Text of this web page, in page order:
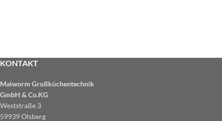
KONTAKT
Maiworm Großküchentechnik
GmbH & Co.KG
Weststraße 3
59939 Olsberg